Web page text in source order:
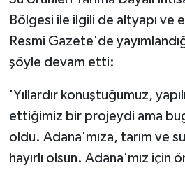
Bölgesi ile ilgili de altyapı ve
Resmi Gazete'de
şöyle devam etti:
'Yıllardır konuştuğumuz,
ettiğimiz bir projeydi ama
oldu. Adana'mıza, tarım ve
hayırlı olsun. Adana'mız için